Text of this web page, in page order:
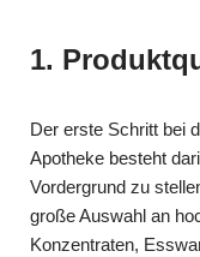
1.
Der erste Schritt bei
Apotheke besteht
Vordergrund zu
große Auswahl an
Konzentraten,